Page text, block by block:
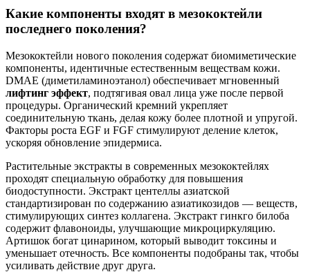
Какие компоненты входят в мезококтейли
последнего поколения?
Мезококтейли нового поколения содержат биомиметические
компоненты, идентичные естественным веществам кожи.
DMAE (диметиламиноэтанол) обеспечивает мгновенный
лифтинг эффект, подтягивая овал лица уже после первой
процедуры. Органический кремний укрепляет
соединительную ткань, делая кожу более плотной и упругой.
Факторы роста EGF и FGF стимулируют деление клеток,
ускоряя обновление эпидермиса.
Растительные экстракты в современных мезококтейлях
проходят специальную обработку для повышения
биодоступности. Экстракт центеллы азиатской
стандартизирован по содержанию азиатикозидов — веществ,
стимулирующих синтез коллагена. Экстракт гинкго билоба
содержит флавоноиды, улучшающие микроциркуляцию.
Артишок богат цинарином, который выводит токсины и
уменьшает отечность. Все компоненты подобраны так, чтобы
усиливать действие друг друга.